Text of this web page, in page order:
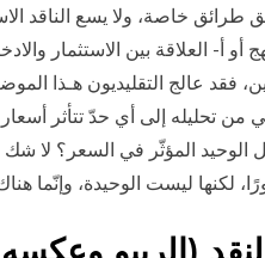
خاصة، ولا يسع الناقد
أ- العلاقة بين الاستثمار
فقد عالج التقليديون هـذا
تحليله إلى أي حدّ تتأثر
الوحيد المؤثّر في السعر؟ لا
لكنها ليست الوحيدة، وإنّما